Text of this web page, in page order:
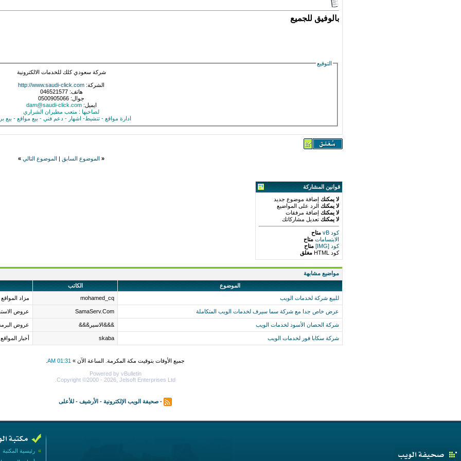
بالوفيق للجميع
التوقيع
شركة سعودي كلك للخدمات الالكترونية
الشركة: http://www.saudi-click.com
هاتف: 046521577
جوال: 0500905066
ايميل:dam@saudi-click.com
لصاخبها : متعب مطيران الشراري
ادارة مواقع - تنشيط- اشهار - دعم فني - بيع مواقع - بيع
« الموضوع السابق الموضوع التالي »
قوانين المشاركة
لا يمكنك إضافة موضوع جديد
لا يمكنك الرد على المواضيع
لا يمكنك إضافة مرفقات
لا يمكنك تعديل مشاركاتك
كود vB
متاح
الابتسامات متاح
كود [IMG]
متاح
كود HTML
مغلق
مواضيع مشابهة
الموضوع
الكاتب
للبيع شركة لخدمات الويب
mohamed_cq مزاد المواقع
عرض خاص جدا مع شركة سما سيرف لخدمات الويب المتكاملة SamaServ.Com عروض
شركة الحصان الأسود لخدمات الويب &&&الاسير&&& عروض
شركة سكابا فور لخدمات الويب skaba أخبار المواقع
جميع الأوقات بتوقيت مكة المكرمة. الساعة الآن » 01:31 AM
Powered by vBulletin
Copyright ©2000 - 2026, Jelsoft Enterprises Ltd.
- صحيفة الويب الإلكترونية - الأرشيف - للأعلى
» رئيسية المكتبة